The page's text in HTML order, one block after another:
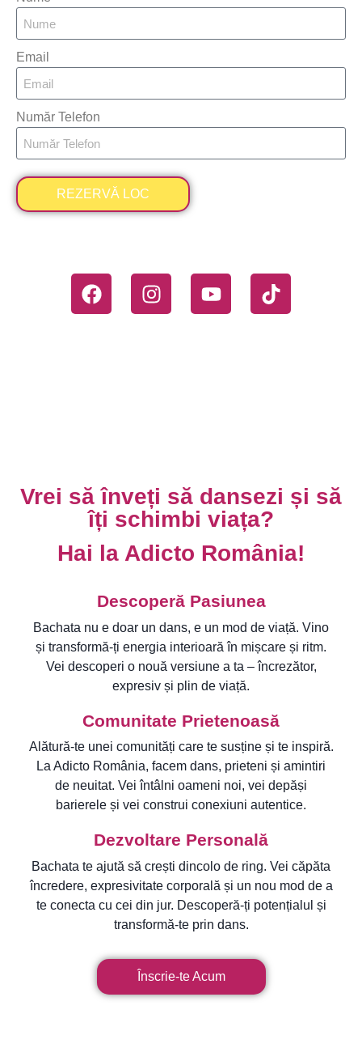
Email
Număr Telefon
REZERVĂ LOC
Vrei să înveți să dansezi și să
îți schimbi viața?
Hai la Adicto România!
Descoperă Pasiunea
Bachata nu e doar un dans, e un mod de viață. Vino
și transformă-ți energia interioară în mișcare și ritm.
Vei descoperi o nouă versiune a ta – încrezător,
expresiv și plin de viață.
Comunitate Prietenoasă
Alătură-te unei comunități care te susține și te inspiră.
La Adicto România, facem dans, prieteni și amintiri
de neuitat. Vei întâlni oameni noi, vei depăși
barierele și vei construi conexiuni autentice.
Dezvoltare Personală
Bachata te ajută să crești dincolo de ring. Vei căpăta
încredere, expresivitate corporală și un nou mod de a
te conecta cu cei din jur. Descoperă-ți potențialul și
transformă-te prin dans.
Înscrie-te Acum